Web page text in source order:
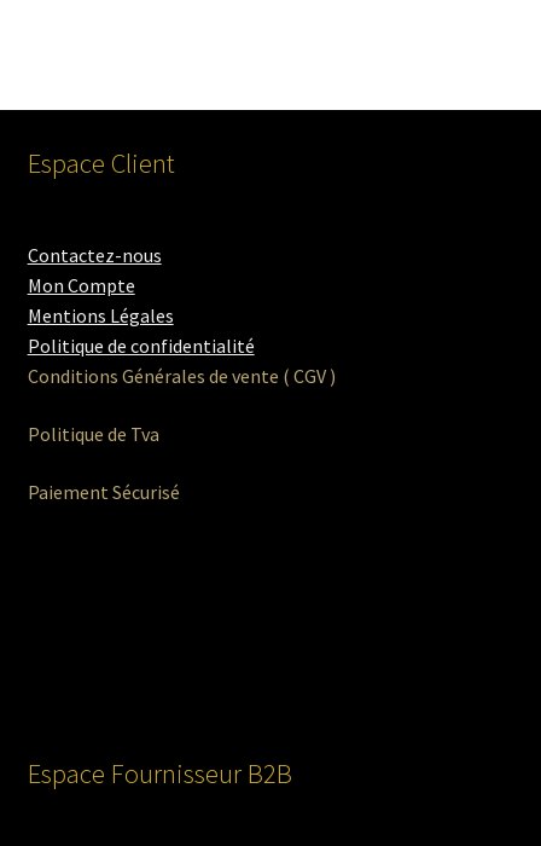
Espace Client
Contactez-nous
Mon Compte
Mentions Légales
Politique de confidentialité
Conditions Générales de vente ( CGV )
Politique de Tva
Paiement Sécurisé
Espace Fournisseur B2B